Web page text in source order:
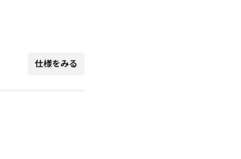
仕様をみる